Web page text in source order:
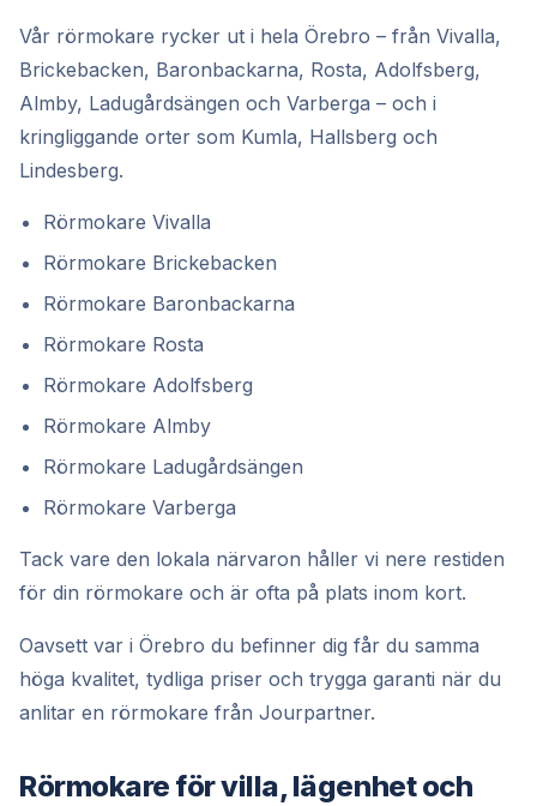
Vår rörmokare rycker ut i hela Örebro – från Vivalla,
Brickebacken, Baronbackarna, Rosta, Adolfsberg,
Almby, Ladugårdsängen och Varberga – och i
kringliggande orter som Kumla, Hallsberg och
Lindesberg.
Rörmokare Vivalla
Rörmokare Brickebacken
Rörmokare Baronbackarna
Rörmokare Rosta
Rörmokare Adolfsberg
Rörmokare Almby
Rörmokare Ladugårdsängen
Rörmokare Varberga
Tack vare den lokala närvaron håller vi nere restiden
för din rörmokare och är ofta på plats inom kort.
Oavsett var i Örebro du befinner dig får du samma
höga kvalitet, tydliga priser och trygga garanti när du
anlitar en rörmokare från Jourpartner.
Rörmokare för villa, lägenhet och